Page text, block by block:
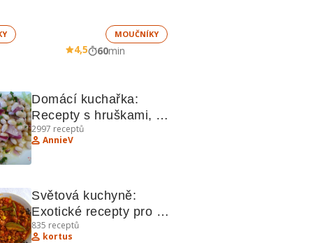
MOUČNÍKY
4,5 60min
Domácí kuchařka:
Recepty s hruškami,
fazolemi a jablky
2997 receptů
AnnieV
Světová kuchyně:
Exotické recepty pro
domácí kuchaře
835 receptů
kortus